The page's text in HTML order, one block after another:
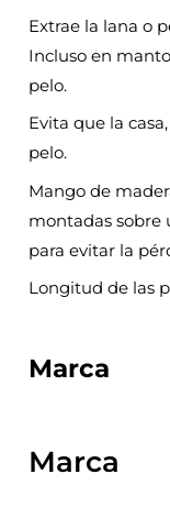
Extrae la lana o
Incluso en
pelo.
Evita que la
pelo.
Mango de
montadas sobre
para evitar la
Longitud de las
Marca
Marca